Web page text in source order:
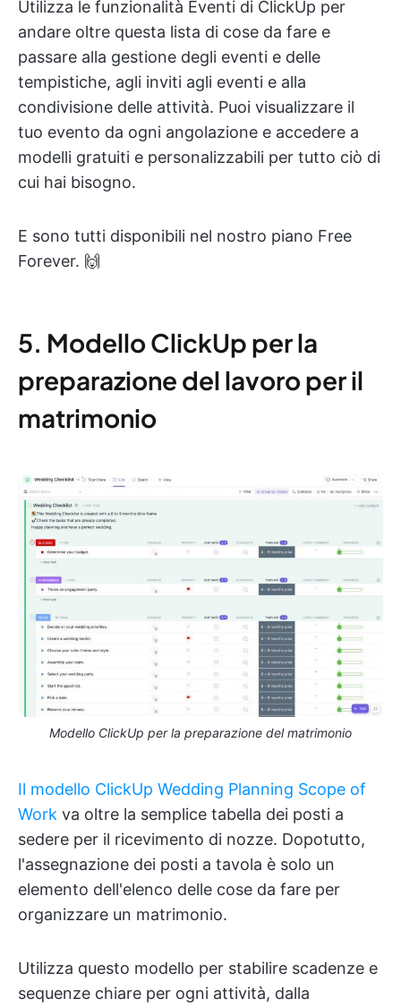
Utilizza le funzionalità Eventi di ClickUp per
andare oltre questa lista di cose da fare e
passare alla gestione degli eventi e delle
tempistiche, agli inviti agli eventi e alla
condivisione delle attività. Puoi visualizzare il
tuo evento da ogni angolazione e accedere a
modelli gratuiti e personalizzabili per tutto ciò di
cui hai bisogno.
E sono tutti disponibili nel nostro piano Free
Forever. 🙌
5. Modello ClickUp per la
preparazione del lavoro per il
matrimonio
Modello ClickUp per la preparazione del matrimonio
Il modello ClickUp Wedding Planning Scope of
Work va oltre la semplice tabella dei posti a
sedere per il ricevimento di nozze. Dopotutto,
l'assegnazione dei posti a tavola è solo un
elemento dell'elenco delle cose da fare per
organizzare un matrimonio.
Utilizza questo modello per stabilire scadenze e
sequenze chiare per ogni attività, dalla